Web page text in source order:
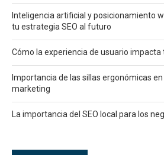
Inteligencia artificial y posicionamiento
tu estrategia SEO al futuro
Cómo la experiencia de usuario impacta
Importancia de las sillas ergonómicas
marketing
La importancia del SEO local para los